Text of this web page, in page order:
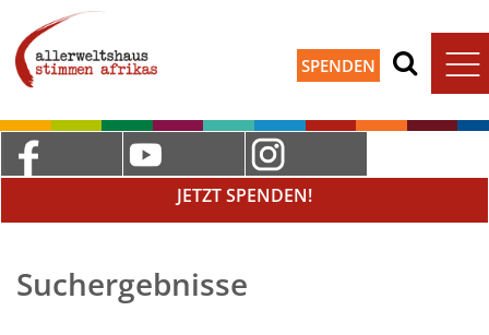
SPENDEN
JETZT SPENDEN!
Suchergebnisse